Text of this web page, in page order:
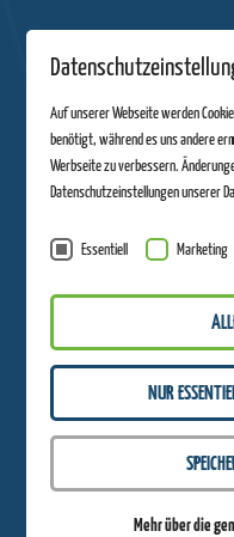
Ostern
Spare 20%
AUF ZUR
Auf unserer Webseite werden
benötigt, während es uns andere
Werbseite zu verbessern.
Datenschutzeinstellungen unserer
Essentiell Marketing
NUR
Mehr über die